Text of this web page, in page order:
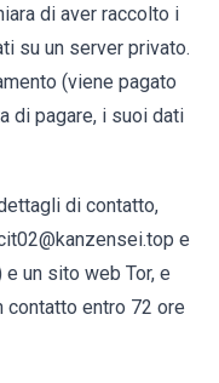
di aver raccolto i
su un server privato.
(viene pagato
di pagare, i suoi dati
di contatto,
e
un sito web Tor, e
entro 72 ore